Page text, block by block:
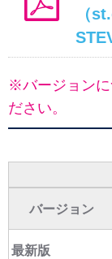
（
※バージョンに
ださい。
バージョン
最新版